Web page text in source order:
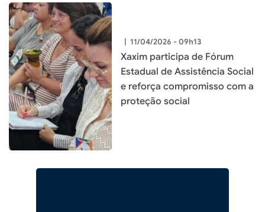
| 11/04/2026 - 09h13
Xaxim participa de Fórum
Estadual de Assistência Social
e reforça compromisso com a
proteção social